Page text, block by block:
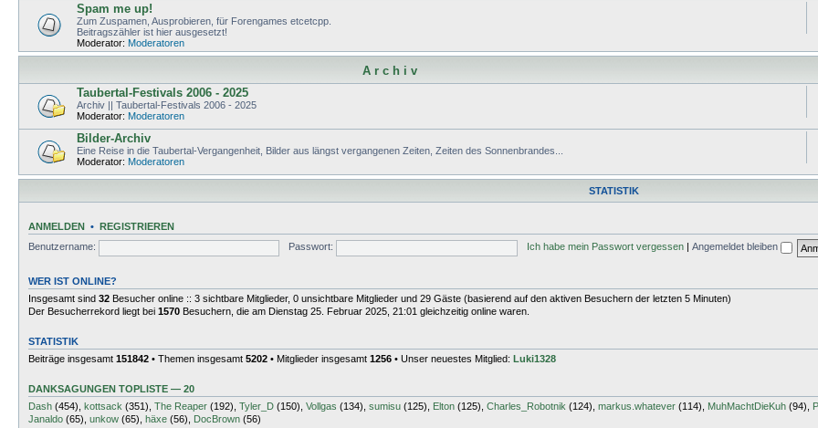
Spam me up!
Zum Zuspamen, Ausprobieren, für Forengames etcetcpp.
Beitragszähler ist hier ausgesetzt!
Moderator: Moderatoren
A r c h i v
Taubertal-Festivals 2006 - 2025
Archiv || Taubertal-Festivals 2006 - 2025
Moderator: Moderatoren
Bilder-Archiv
Eine Reise in die Taubertal-Vergangenheit, Bilder aus längst vergangenen Zeiten, Zeiten des Sonnenbrandes...
Moderator: Moderatoren
STATISTIK
ANMELDEN • REGISTRIEREN
Benutzername:
Passwort: Ich habe mein Passwort vergessen Angemeldet bleiben
WER IST ONLINE?
Insgesamt sind 32 Besucher online :: 3 sichtbare Mitglieder, 0 unsichtbare Mitglieder und 29 Gäste (basierend auf den aktiven Besuchern der letzten 5 Minuten)
Der Besucherrekord liegt bei 1570 Besuchern, die am Dienstag 25. Februar 2025, 21:01 gleichzeitig online waren.
STATISTIK
Beiträge insgesamt 151842 • Themen insgesamt 5202 • Mitglieder insgesamt 1256 • Unser neuestes Mitglied: Luki1328
DANKSAGUNGEN TOPLISTE — 20
Dash (454), kottsack (351), The Reaper (192), Tyler_D (150), Vollgas (134), sumisu (125), Elton (125), Charles_Robotnik (124), markus.whatever (114), MuhMachtDieKuh (94),
Janaldo (65), unkow (65), häxe (56), DocBrown (56)